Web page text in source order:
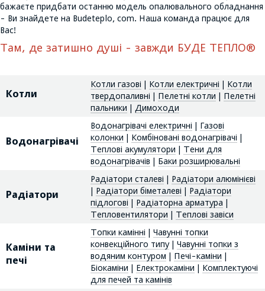
бажаєте придбати останню модель опалювального обладнання
- Ви знайдете на Budeteplo, com. Наша команда працює для
Вас!
Там, де затишно душі - завжди БУДЕ ТЕПЛО®
Котли
Котли газові | Котли електричні | Котли
твердопаливні | Пелетні котли | Пелетні
пальники | Димоходи
Водонагрівачі
Водонагрівачі електричні | Газові
колонки | Комбіновані водонагрівачі |
Теплові акумулятори | Тени для
водонагрівачів | Баки розширювальні
Радіатори
Радіатори сталеві | Радіатори алюмінієві
| Радіатори біметалеві | Радіатори
підлогові | Радіаторна арматура |
Тепловентилятори | Теплові завіси
Каміни та
печі
Топки камінні | Чавунні топки
конвекційного типу| Чавунні топки з
водяним контуром | Печі-каміни |
Біокаміни | Електрокаміни | Комплектуючі
для печей та камінів